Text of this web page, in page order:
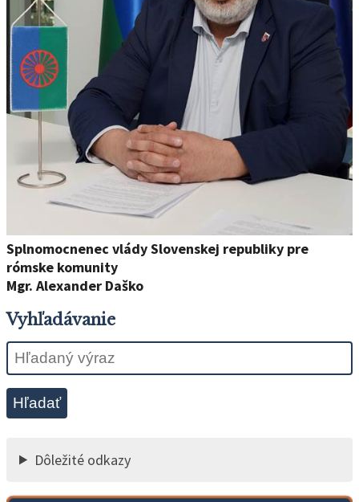
Splnomocnenec vlády Slovenskej republiky pre
rómske komunity
Mgr. Alexander Daško
Vyhľadávanie
Hľadať
Dôležité odkazy